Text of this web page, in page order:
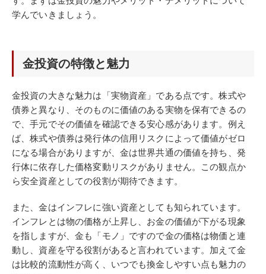
学んでいきましょう。
金投資の特徴と魅力
金投資の大きな魅力は「実物資産」である点です。株式や
債券と異なり、そのものに価値のある実物を保有できるの
で、手元でその価値を確認できる安心感があります。例え
ば、株式や債券は発行体の信用リスクによって価値がゼロ
になる場合がありますが、金は世界共通の価値を持ち、発
行体に依存した価格変動リスクがありません。この観点か
ら安全資産としての役割が期待できます。
また、金はインフレに強い資産としても知られています。
インフレとは物の価格が上昇し、お金の価値が下がる現象
を指しますが、金も「モノ」ですので金の価格は物価と連
動し、資産を守る役割があると言われています。加えて金
は比較的流動性が高く、いつでも換金しやすい点も魅力の